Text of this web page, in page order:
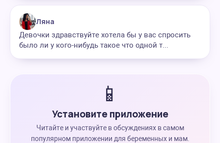
Ляна
Девочки здравствуйте хотела бы у вас спросить
было ли у кого-нибудь такое что одной т...
📱
Установите приложение
Читайте и участвуйте в обсуждениях в самом
популярном приложении для беременных и мам.